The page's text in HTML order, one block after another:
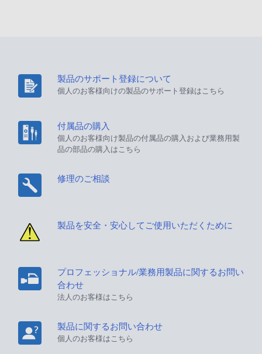
製品のサポート登録について
個人のお客様向けの製品のサポート登録はこちら
付属品の購入
個人のお客様向け製品の付属品の購入および業務用製
品の部品の購入はこちら
修理のご相談
製品を安全・安心してご使用いただくために
プロフェッショナル/業務用製品に関するお問い
合わせ
法人のお客様はこちら
製品に関するお問い合わせ
個人のお客様はこちら